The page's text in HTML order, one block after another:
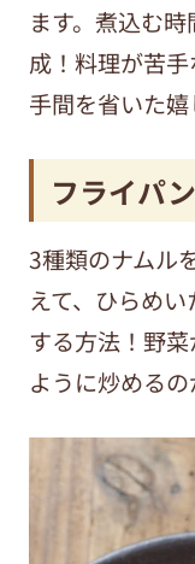
ます。煮込む
成！料理が苦
手間を省いた
フライパ
3種類のナムル
えて、ひらめ
する方法！野
ように炒めるの